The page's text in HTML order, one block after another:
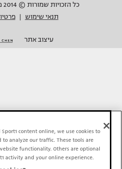
כל הזכויות שמורות © 2014 מעריב און ליין בע"מ.
תנאי שימוש
עיצוב אתר
content online, we use cookies to
analyze our traffic. These tools are
functionality. Others are optional
activity and your online experience.